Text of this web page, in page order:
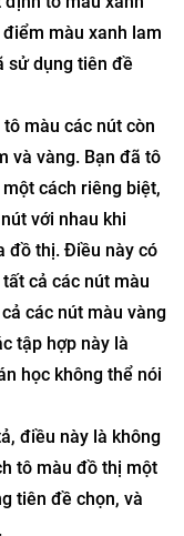
này tương ứng
tô màu xanh
màu xanh lam
dụng tiên đề
màu các nút còn
và vàng. Bạn đã tô
cách riêng biệt,
với nhau khi
đồ thị. Điều này có
cả các nút màu
các nút màu vàng
tập hợp này là
học không thể nói